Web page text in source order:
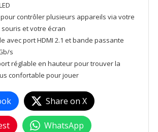
contrôler plusieurs appareils via votre
et votre écran
avec port HDMI 2.1 et bande passante
s
réglable en hauteur pour trouver la
confortable pour jouer
Share on X
WhatsApp